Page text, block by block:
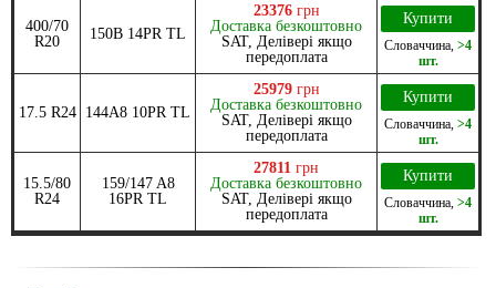
400/70
R20
150B 14PR TL
23376 грн
Доставка безкоштовно
SAT, Делівері якщо
передоплата
Купити
Словаччина >4
шт.
17.5 R24 144A8 10PR TL
25979 грн
Доставка безкоштовно
SAT, Делівері якщо
передоплата
Купити
Словаччина >4
шт.
15.5/80
R24
159/147 A8
16PR TL
27811 грн
Доставка безкоштовно
SAT, Делівері якщо
передоплата
Купити
Словаччина >4
шт.